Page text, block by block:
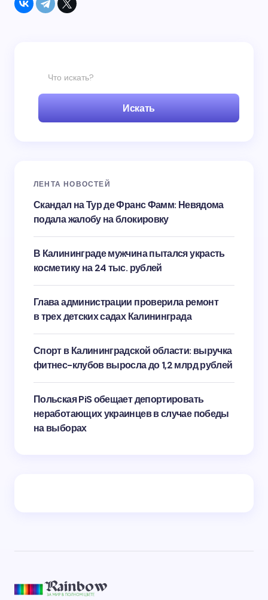
Искать
ЛЕНТА НОВОСТЕЙ
Скандал на Тур де Франс Фамм: Невядома
подала жалобу на блокировку
В Калининграде мужчина пытался украсть
косметику на 24 тыс. рублей
Глава администрации проверила ремонт
в трех детских садах Калининграда
Спорт в Калининградской области: выручка
фитнес-клубов выросла до 1,2 млрд рублей
Польская PiS обещает депортировать
неработающих украинцев в случае победы
на выборах